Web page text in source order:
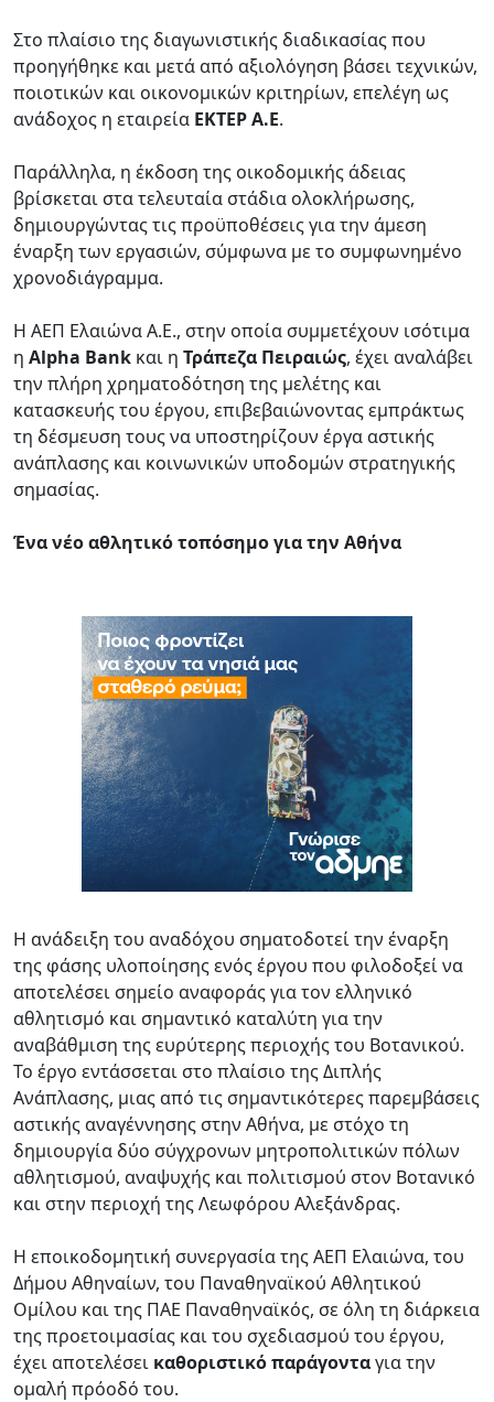
Στο πλαίσιο της διαγωνιστικής διαδικασίας που
προηγήθηκε και μετά από αξιολόγηση βάσει τεχνικών,
ποιοτικών και οικονομικών κριτηρίων, επελέγη ως
ανάδοχος η εταιρεία ΕΚΤΕΡ Α.Ε.
Παράλληλα, η έκδοση της οικοδομικής άδειας
βρίσκεται στα τελευταία στάδια ολοκλήρωσης,
δημιουργώντας τις προϋποθέσεις για την άμεση
έναρξη των εργασιών, σύμφωνα με το συμφωνημένο
χρονοδιάγραμμα.
Η ΑΕΠ Ελαιώνα Α.Ε., στην οποία συμμετέχουν ισότιμα
η Alpha Bank και η Τράπεζα Πειραιώς, έχει αναλάβει
την πλήρη χρηματοδότηση της μελέτης και
κατασκευής του έργου, επιβεβαιώνοντας εμπράκτως
τη δέσμευση τους να υποστηρίζουν έργα αστικής
ανάπλασης και κοινωνικών υποδομών στρατηγικής
σημασίας.
Ένα νέο αθλητικό τοπόσημο για την Αθήνα
Η ανάδειξη του αναδόχου σηματοδοτεί την έναρξη
της φάσης υλοποίησης ενός έργου που φιλοδοξεί να
αποτελέσει σημείο αναφοράς για τον ελληνικό
αθλητισμό και σημαντικό καταλύτη για την
αναβάθμιση της ευρύτερης περιοχής του Βοτανικού.
Το έργο εντάσσεται στο πλαίσιο της Διπλής
Ανάπλασης, μιας από τις σημαντικότερες παρεμβάσεις
αστικής αναγέννησης στην Αθήνα, με στόχο τη
δημιουργία δύο σύγχρονων μητροπολιτικών πόλων
αθλητισμού, αναψυχής και πολιτισμού στον Βοτανικό
και στην περιοχή της Λεωφόρου Αλεξάνδρας.
Η εποικοδομητική συνεργασία της ΑΕΠ Ελαιώνα, του
Δήμου Αθηναίων, του Παναθηναϊκού Αθλητικού
Ομίλου και της ΠΑΕ Παναθηναϊκός, σε όλη τη διάρκεια
της προετοιμασίας και του σχεδιασμού του έργου,
έχει αποτελέσει καθοριστικό παράγονταγια την
ομαλή πρόοδό του.